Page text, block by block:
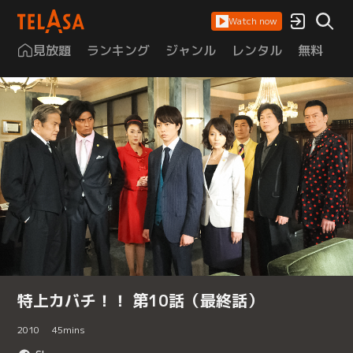
Watch now
見放題 ランキング ジャンル レンタル 無料
特上カバチ！！ 第10話（最終話）
2010 45mins